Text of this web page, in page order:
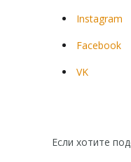
Instagram
Facebook
VK
Если хотите